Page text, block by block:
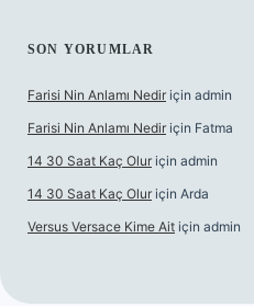
SON YORUMLAR
Farisi Nin Anlamı Nedir için admin
Farisi Nin Anlamı Nedir için Fatma
14 30 Saat Kaç Olur için admin
14 30 Saat Kaç Olur için Arda
Versus Versace Kime Ait için admin